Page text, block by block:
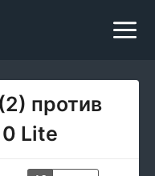
против
Lite